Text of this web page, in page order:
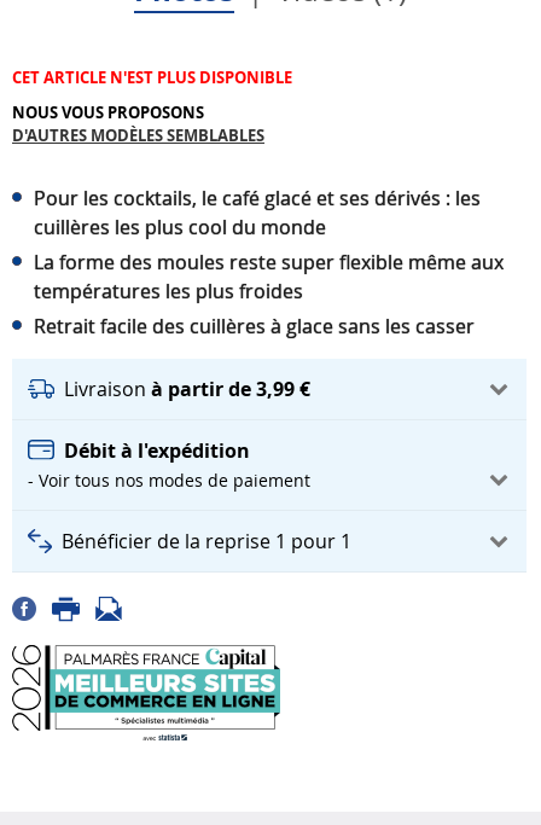
CET ARTICLE N'EST PLUS DISPONIBLE
NOUS VOUS PROPOSONS
D'AUTRES MODÈLES SEMBLABLES
Pour les cocktails, le café glacé et ses dérivés : les
cuillères les plus cool du monde
La forme des moules reste super flexible même aux
températures les plus froides
Retrait facile des cuillères à glace sans les casser
Livraison à partir de 3,99 €
Débit à l'expédition
- Voir tous nos modes de paiement
Bénéficier de la reprise 1 pour 1